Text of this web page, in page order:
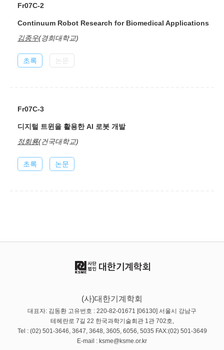
Fr07C-2
Continuum Robot Research for Biomedical Applications
김종우(경희대학교)
초록 논문
Fr07C-3
디지털 트윈을 활용한 AI 로봇 개발
정회룡(건국대학교)
초록 논문
(사)대한기계학회
대표자: 김동환 고유번호 : 220-82-01671 [06130] 서울시 강남구
테헤란로 7길 22 한국과학기술회관 1관 702호,
Tel : (02) 501-3646, 3647, 3648, 3605, 6056, 5035 FAX:(02) 501-3649
E-mail : ksme@ksme.or.kr